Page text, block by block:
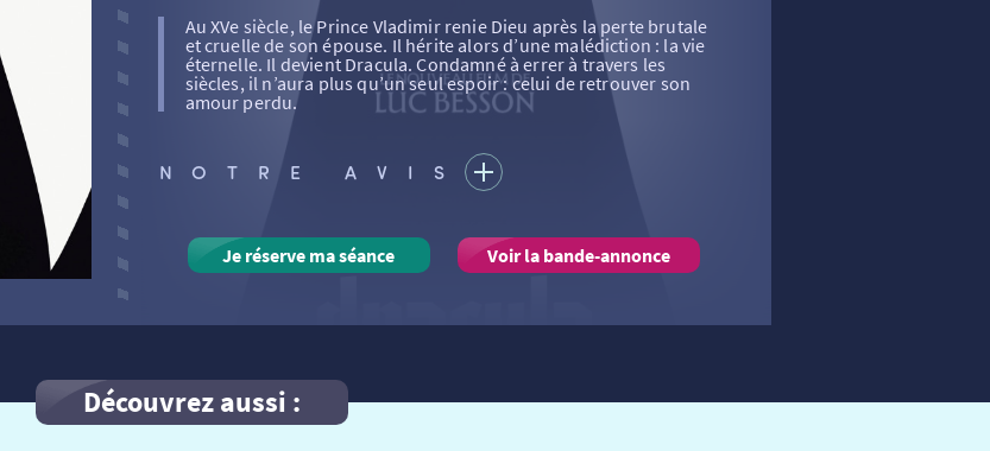
Au XVe siècle, le Prince Vladimir renie Dieu après la perte brutale
et cruelle de son épouse. Il hérite alors d’une malédiction : la vie
éternelle. Il devient Dracula. Condamné à errer à travers les
siècles, il n’aura plus qu’un seul espoir : celui de retrouver son
amour perdu.
NOTRE AVIS
Je réserve ma séance Voir la bande-annonce
Découvrez aussi :